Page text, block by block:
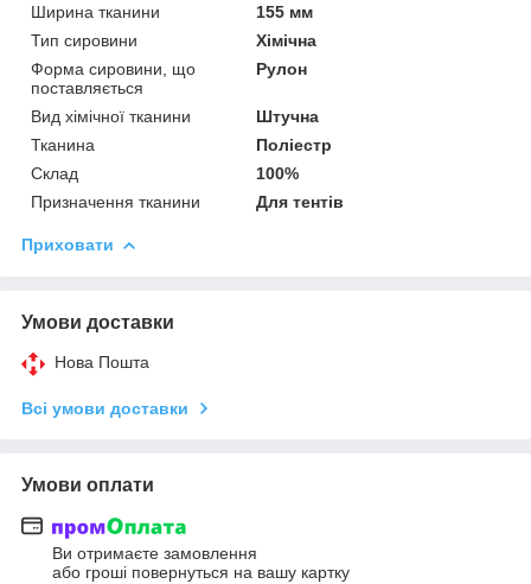
Ширина тканини
155 мм
Тип сировини
Хімічна
Форма сировини, що
поставляється
Рулон
Вид хімічної тканини
Штучна
Тканина
Поліестр
Склад
100%
Призначення тканини
Для тентів
Приховати
Умови доставки
Нова Пошта
Всі умови доставки
Умови оплати
Ви отримаєте замовлення
або гроші повернуться на вашу картку